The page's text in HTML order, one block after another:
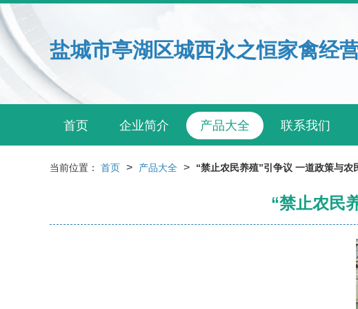
盐城市亭湖区城西永之恒家禽经
首页 企业简介 产品大全 联系我们
当前位置： 首页 > 产品大全 > “禁止农民养殖”引争议 一道政策与农
“禁止农民